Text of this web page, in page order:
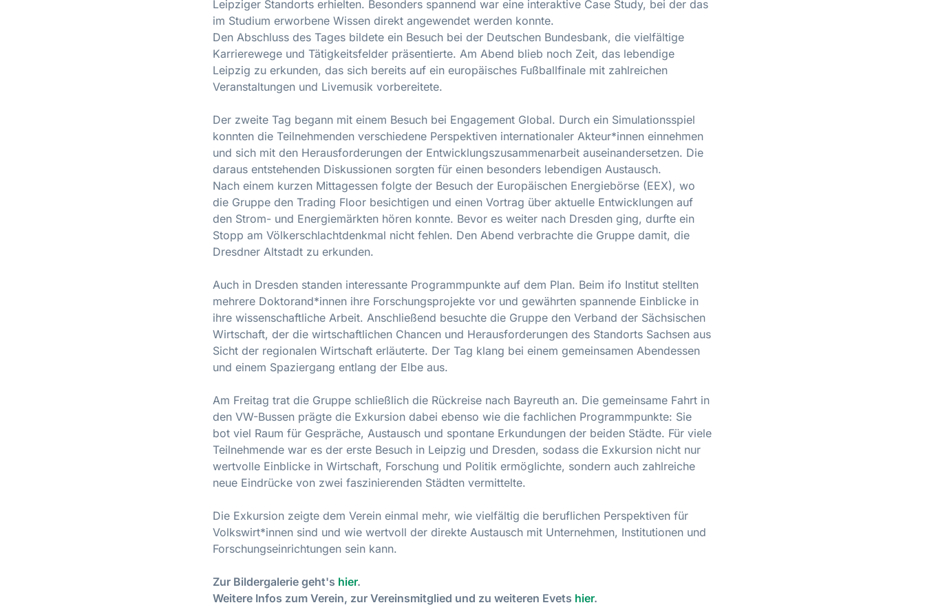
Leipziger Standorts erhielten. Besonders spannend war eine interaktive Case Study, bei der das
im Studium erworbene Wissen direkt angewendet werden konnte.
Den Abschluss des Tages bildete ein Besuch bei der Deutschen Bundesbank, die vielfältige
Karrierewege und Tätigkeitsfelder präsentierte. Am Abend blieb noch Zeit, das lebendige
Leipzig zu erkunden, das sich bereits auf ein europäisches Fußballfinale mit zahlreichen
Veranstaltungen und Livemusik vorbereitete.
Der zweite Tag begann mit einem Besuch bei Engagement Global. Durch ein Simulationsspiel
konnten die Teilnehmenden verschiedene Perspektiven internationaler Akteur*innen einnehmen
und sich mit den Herausforderungen der Entwicklungszusammenarbeit auseinandersetzen. Die
daraus entstehenden Diskussionen sorgten für einen besonders lebendigen Austausch.
Nach einem kurzen Mittagessen folgte der Besuch der Europäischen Energiebörse (EEX), wo
die Gruppe den Trading Floor besichtigen und einen Vortrag über aktuelle Entwicklungen auf
den Strom- und Energiemärkten hören konnte. Bevor es weiter nach Dresden ging, durfte ein
Stopp am Völkerschlachtdenkmal nicht fehlen. Den Abend verbrachte die Gruppe damit, die
Dresdner Altstadt zu erkunden.
Auch in Dresden standen interessante Programmpunkte auf dem Plan. Beim ifo Institut stellten
mehrere Doktorand*innen ihre Forschungsprojekte vor und gewährten spannende Einblicke in
ihre wissenschaftliche Arbeit. Anschließend besuchte die Gruppe den Verband der Sächsischen
Wirtschaft, der die wirtschaftlichen Chancen und Herausforderungen des Standorts Sachsen aus
Sicht der regionalen Wirtschaft erläuterte. Der Tag klang bei einem gemeinsamen Abendessen
und einem Spaziergang entlang der Elbe aus.
Am Freitag trat die Gruppe schließlich die Rückreise nach Bayreuth an. Die gemeinsame Fahrt in
den VW-Bussen prägte die Exkursion dabei ebenso wie die fachlichen Programmpunkte: Sie
bot viel Raum für Gespräche, Austausch und spontane Erkundungen der beiden Städte. Für viele
Teilnehmende war es der erste Besuch in Leipzig und Dresden, sodass die Exkursion nicht nur
wertvolle Einblicke in Wirtschaft, Forschung und Politik ermöglichte, sondern auch zahlreiche
neue Eindrücke von zwei faszinierenden Städten vermittelte.
Die Exkursion zeigte dem Verein einmal mehr, wie vielfältig die beruflichen Perspektiven für
Volkswirt*innen sind und wie wertvoll der direkte Austausch mit Unternehmen, Institutionen und
Forschungseinrichtungen sein kann.
Zur Bildergalerie geht's hier.
Weitere Infos zum Verein, zur Vereinsmitglied und zu weiteren Evets hier.